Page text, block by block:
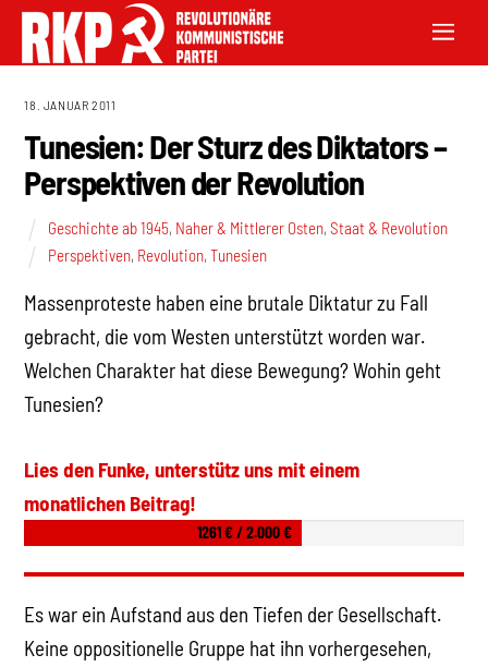
18. JANUAR 2011
Tunesien: Der Sturz des Diktators –
Perspektiven der Revolution
Geschichte ab 1945, Naher & Mittlerer Osten, Staat & Revolution
Perspektiven, Revolution, Tunesien
Massenproteste haben eine brutale Diktatur zu Fall
gebracht, die vom Westen unterstützt worden war.
Welchen Charakter hat diese Bewegung? Wohin geht
Tunesien?
Lies den Funke, unterstütz uns mit einem
monatlichen Beitrag!
1261 € / 2.000 €
Es war ein Aufstand aus den Tiefen der Gesellschaft.
Keine oppositionelle Gruppe hat ihn vorhergesehen,